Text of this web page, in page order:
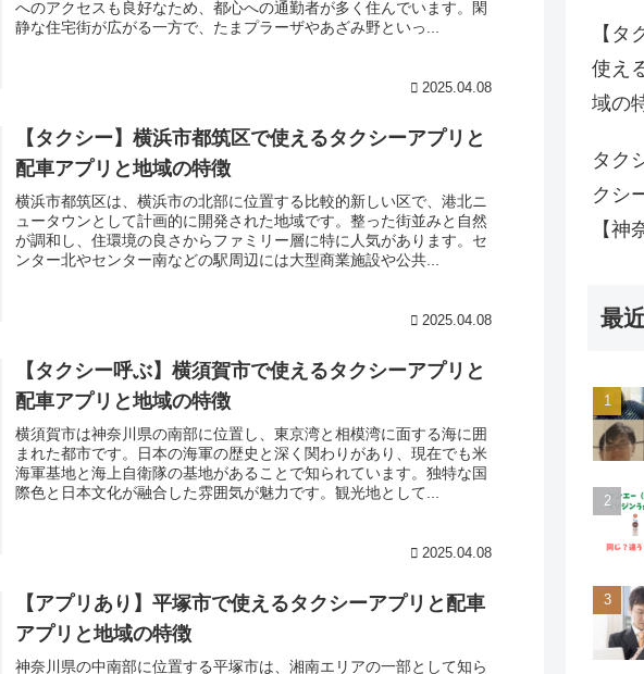
へのアクセスも良好なため、都心への通勤者が多く住んでいます。閑
静な住宅街が広がる一方で、たまプラーザやあざみ野といっ...
2025.04.08
【タクシー】横浜市都筑区で使えるタクシーアプリと
配車アプリと地域の特徴
横浜市都筑区は、横浜市の北部に位置する比較的新しい区で、港北ニ
ュータウンとして計画的に開発された地域です。整った街並みと自然
が調和し、住環境の良さからファミリー層に特に人気があります。セ
ンター北やセンター南などの駅周辺には大型商業施設や公共...
2025.04.08
【タクシー呼ぶ】横須賀市で使えるタクシーアプリと
配車アプリと地域の特徴
横須賀市は神奈川県の南部に位置し、東京湾と相模湾に面する海に囲
まれた都市です。日本の海軍の歴史と深く関わりがあり、現在でも米
海軍基地と海上自衛隊の基地があることで知られています。独特な国
際色と日本文化が融合した雰囲気が魅力です。観光地として...
2025.04.08
【アプリあり】平塚市で使えるタクシーアプリと配車
アプリと地域の特徴
神奈川県の中南部に位置する平塚市は、湘南エリアの一部として知ら
【
使え
域の
タク
クシ
【神
最